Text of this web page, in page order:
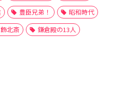
豊臣兄弟！
昭和時代
北斎 鎌倉殿の13人